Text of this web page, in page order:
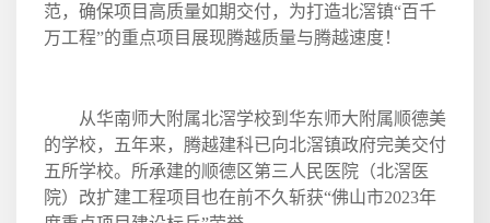
范，确保项目高质量如期交付，为打造北滘镇“百千
万工程”的重点项目展现腾越质量与腾越速度！
从华南师大附属北滘学校到华东师大附属顺德美
的学校，五年来，腾越建科已向北滘镇政府完美交付
五所学校。所承建的顺德区第三人民医院（北滘医
院）改扩建工程项目也在前不久斩获“佛山市2023年